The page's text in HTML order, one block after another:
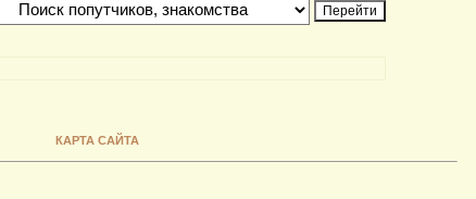
КАРТА САЙТА